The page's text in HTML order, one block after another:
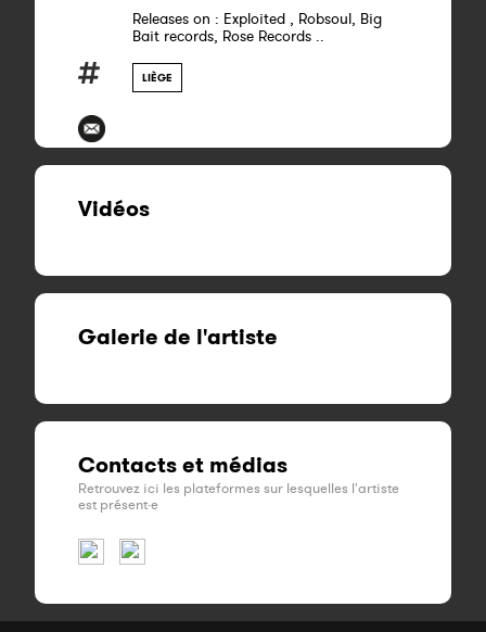
Releases on : Exploited , Robsoul, Big
Bait records, Rose Records ..
LIÈGE
Vidéos
Galerie de l'artiste
Contacts et médias
Retrouvez ici les plateformes sur lesquelles l'artiste
est présent·e